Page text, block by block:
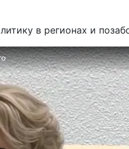
в регионах и